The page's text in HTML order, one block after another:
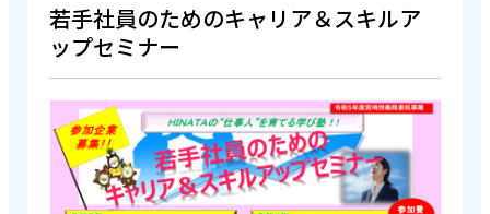
若手社員のためのキャリア＆スキルア
ップセミナー